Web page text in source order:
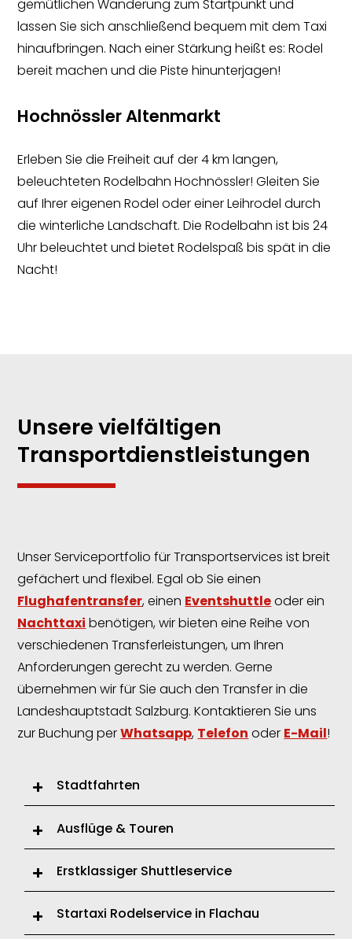
gemütlichen Wanderung zum Startpunkt und
lassen Sie sich anschließend bequem mit dem Taxi
hinaufbringen. Nach einer Stärkung heißt es: Rodel
bereit machen und die Piste hinunterjagen!
Hochnössler Altenmarkt
Erleben Sie die Freiheit auf der 4 km langen,
beleuchteten Rodelbahn Hochnössler! Gleiten Sie
auf Ihrer eigenen Rodel oder einer Leihrodel durch
die winterliche Landschaft. Die Rodelbahn ist bis 24
Uhr beleuchtet und bietet Rodelspaß bis spät in die
Nacht!
Unsere vielfältigen
Transportdienstleistungen
Unser Serviceportfolio für Transportservices ist breit
gefächert und flexibel. Egal ob Sie einen
Flughafentransfer, einen Eventshuttleoder ein
Nachttaxi benötigen, wir bieten eine Reihe von
verschiedenen Transferleistungen, um Ihren
Anforderungen gerecht zu werden. Gerne
übernehmen wir für Sie auch den Transfer in die
Landeshauptstadt Salzburg. Kontaktieren Sie uns
zur Buchung perWhatsapp, Telefon oder E-Mail!
Stadtfahrten
Ausflüge & Touren
Erstklassiger Shuttleservice
Startaxi Rodelservice in Flachau